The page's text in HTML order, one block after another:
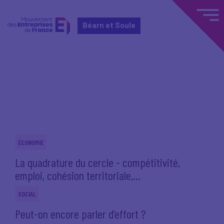
Béarn et Soule
ÉCONOMIE
La quadrature du cercle - compétitivité,
emploi, cohésion territoriale,...
SOCIAL
Peut-on encore parler d’effort ?